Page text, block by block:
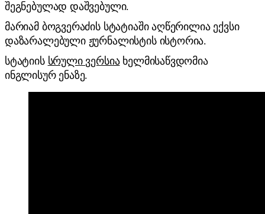
შეგნებულად დაშვებული.
მარიამ ბოგვერაძის სტატიაში აღწერილია ექვსი
დაზარალებული ჟურნალისტის ისტორია.
სტატიის სრული ვერსიახელმისაწვდომია
ინგლისურ ენაზე.